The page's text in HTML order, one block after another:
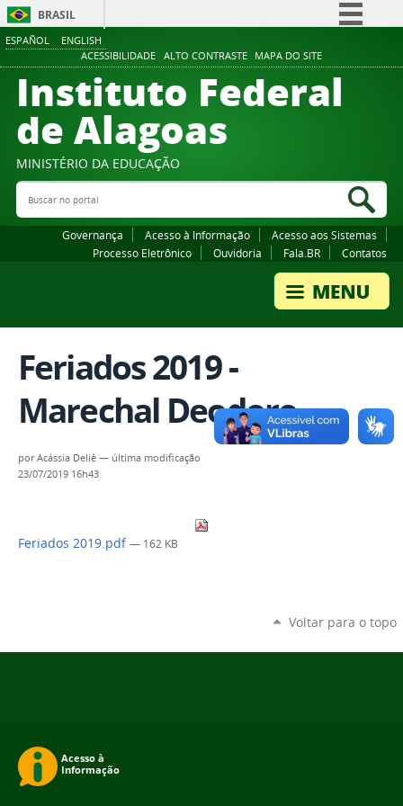
ESPAÑOL ENGLISH
ACESSIBILIDADE ALTO CONTRASTE MAPA DO SITE
BRASIL
Comunica BR
Participe
Canais
Instituto Federal
de Alagoas
MINISTÉRIO DA EDUCAÇÃO
Buscar no portal
Governança Acesso à Informação
Acesso aos Sistemas
Processo Eletrônico
Ouvidoria Fala.BR Contatos
Feriados 2019 -
Marechal Deodoro
porAcássia Deliê — última modificação
23/07/2019 16h43
Feriados 2019.pdf — 162 KB
Voltar para o topo